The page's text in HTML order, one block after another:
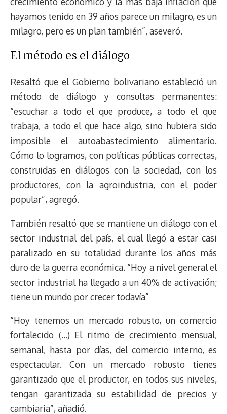
hayamos tenido en 39 años parece un milagro, es un
milagro, pero es un plan también”, aseveró.
El método es el diálogo
Resaltó que el Gobierno bolivariano estableció un
método de diálogo y consultas permanentes:
“escuchar a todo el que produce, a todo el que
trabaja, a todo el que hace algo, sino hubiera sido
imposible el autoabastecimiento alimentario.
Cómo lo logramos, con políticas públicas correctas,
construidas en diálogos con la sociedad, con los
productores, con la agroindustria, con el poder
popular”, agregó.
También resaltó que se mantiene un diálogo con el
sector industrial del país, el cual llegó a estar casi
paralizado en su totalidad durante los años más
duro de la guerra económica. “Hoy a nivel general el
sector industrial ha llegado a un 40% de activación;
tiene un mundo por crecer todavía”
“Hoy tenemos un mercado robusto, un comercio
fortalecido (…) El ritmo de crecimiento mensual,
semanal, hasta por días, del comercio interno, es
espectacular. Con un mercado robusto tienes
garantizado que el productor, en todos sus niveles,
tengan garantizada su estabilidad de precios y
cambiaria”, añadió.